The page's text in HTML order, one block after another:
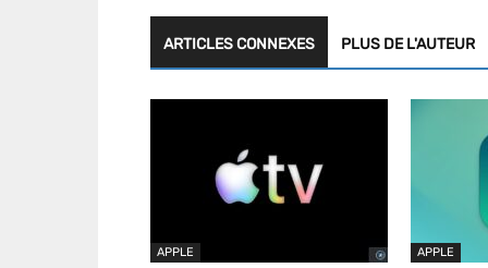
ARTICLES CONNEXES PLUS DE L'AUTEUR
APPLE APPLE